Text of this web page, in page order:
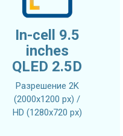
In-cell 9.5
inches
QLED 2.5D
Разрешение 2K
(2000x1200 px) /
HD (1280x720 px)